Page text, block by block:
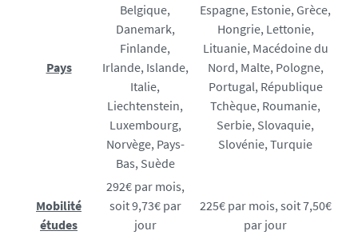
Pays
Belgique,
Danemark,
Finlande,
Irlande, Islande,
Italie,
Liechtenstein,
Luxembourg,
Norvège, Pays-
Bas, Suède
Espagne, Estonie, Grèce,
Hongrie, Lettonie,
Lituanie, Macédoine du
Nord, Malte, Pologne,
Portugal, République
Tchèque, Roumanie,
Serbie, Slovaquie,
Slovénie, Turquie
Mobilité
études
292€ par mois,
soit 9,73€ par
jour
225€ par mois, soit 7,50€
par jour